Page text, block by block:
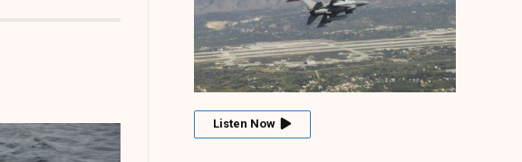
Listen Now